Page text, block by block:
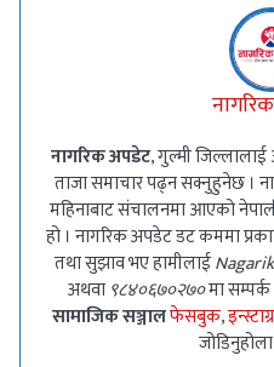
नागरिक अपडेट, गुल्मी जिल्लालाई
ताजा समाचार पढ्न सक्नुहुनेछ ।
महिनाबाट संचालनमा आएको
हो । नागरिक अपडेट डट कममा
तथा सुझाव भए हामीलाई
अथवा ९८४०६७०२७०मा
सामाजिक सञ्जालफेसबुक,